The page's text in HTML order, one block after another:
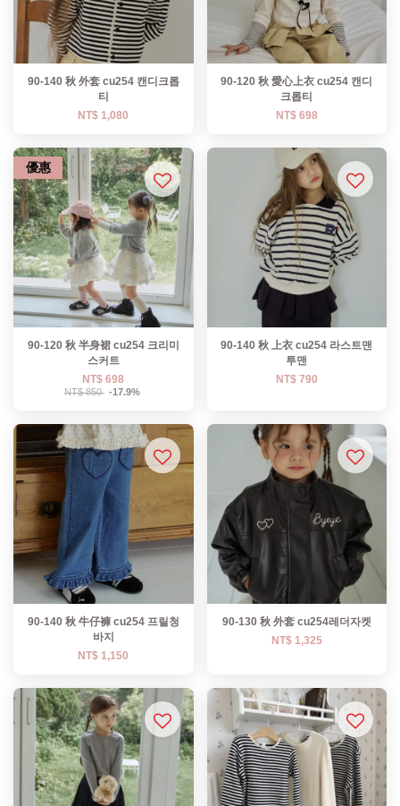
90-140 秋 外套 cu254 캔디크롭
티
NT$ 1,080
90-120 秋 愛心上衣 cu254 캔디
크롭티
NT$ 698
優惠
90-120 秋 半身裙 cu254 크리미
스커트
NT$ 698
NT$ 850 -17.9%
90-140 秋 上衣 cu254 라스트맨
투맨
NT$ 790
90-140 秋 牛仔褲 cu254 프릴청
바지
NT$ 1,150
90-130 秋 外套 cu254레더자켓
NT$ 1,325